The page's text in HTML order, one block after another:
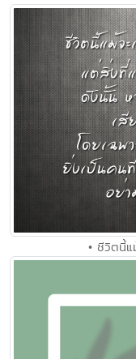
• ชีวิตนี้แ